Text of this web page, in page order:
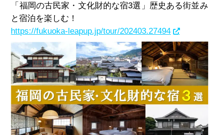
「福岡の古民家・文化財的な宿3選」歴史ある街並み
と宿泊を楽しむ！
https://fukuoka-leapup.jp/tour/202403.27494